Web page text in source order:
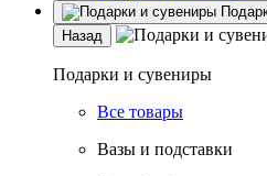
Назад
Подарки и сувениры
Все товары
Вазы и подставки